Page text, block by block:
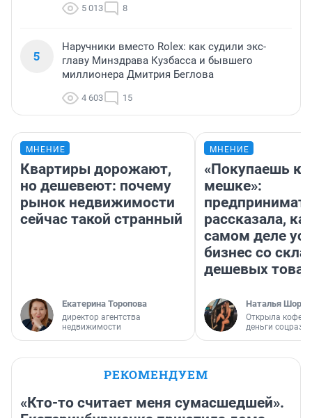
5 013 8
5
Наручники вместо Rolex: как судили экс-
главу Минздрава Кузбасса и бывшего
миллионера Дмитрия Беглова
4 603 15
МНЕНИЕ
Квартиры дорожают,
но дешевеют: почему
рынок недвижимости
сейчас такой странный
Екатерина Торопова
директор агентства
недвижимости
МНЕНИЕ
«Покупаешь
мешке»:
рассказала,
самом деле
бизнес со
дешевых
Наталья
Открыла
деньги
РЕКОМЕНДУЕМ
«Кто-то считает меня сумасшедшей».